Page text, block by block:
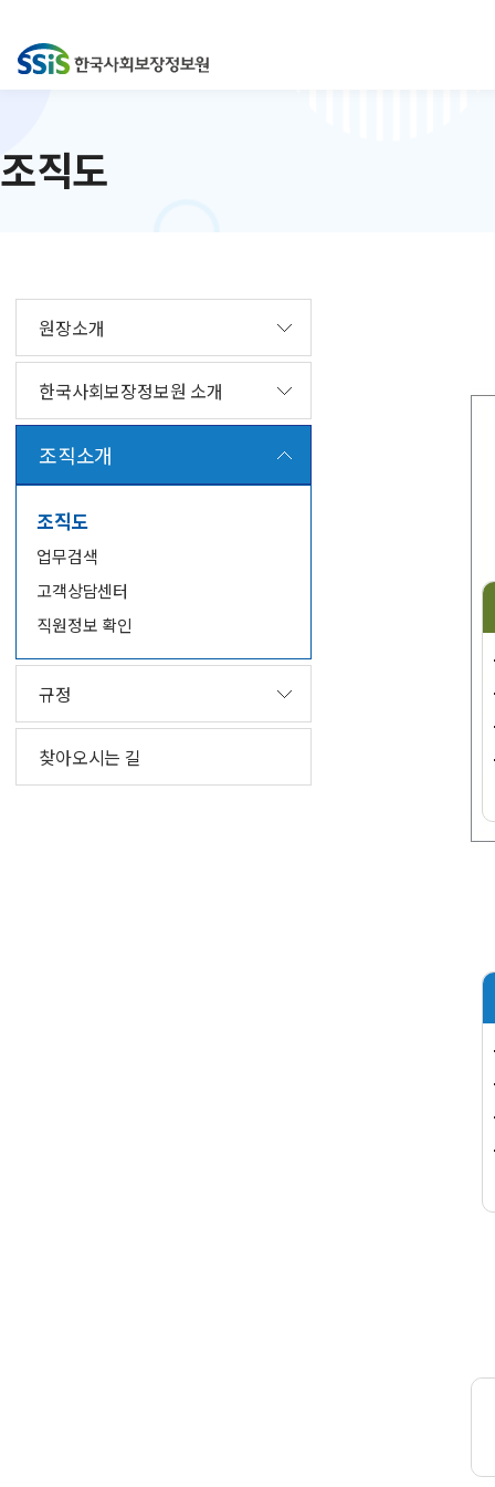
조직도
원장소개
한국사회보장정보원 소개
조직소개
조직도
업무검색
고객상담센터
직원정보 확인
규정
찾아오시는 길